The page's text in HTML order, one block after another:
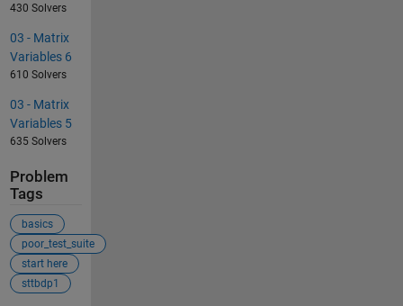
430 Solvers
03 - Matrix
Variables 6
610 Solvers
03 - Matrix
Variables 5
635 Solvers
Problem
Tags
basics
poor_test_suite
start here
sttbdp1